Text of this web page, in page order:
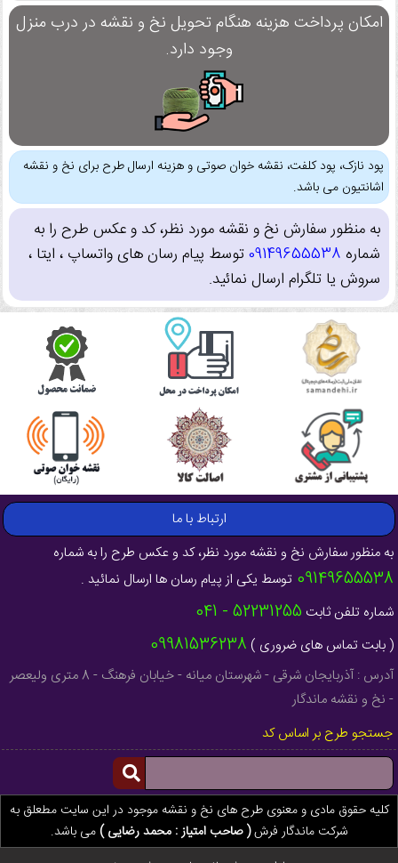
امکان پرداخت هزینه هنگام تحویل نخ و نقشه در درب منزل
وجود دارد.
پود نازک، پود کلفت، نقشه خوان صوتی و هزینه ارسال طرح برای نخ و نقشه
اشانتیون می باشد.
به منظور سفارش نخ و نقشه مورد نظر، کد و عکس طرح را به
شماره 09149655538توسط پیام رسان های واتساپ ، ایتا ،
سروش یا تلگرام ارسال نمائید.
ارتباط با ما
به منظور سفارش نخ و نقشه مورد نظر، کد و عکس طرح را به شماره
09149655538 توسط یکی از پیام رسان ها ارسال نمائید .
شماره تلفن ثابت 52231255 - 041
( بابت تماس های ضروری ) 09981536238
آدرس : آذربایجان شرقی - شهرستان میانه - خیابان فرهنگ - 8 متری ولیعصر
- نخ و نقشه ماندگار
جستجو طرح بر اساس کد
کلیه حقوق مادی و معنوی طرح های نخ و نقشه موجود در این سایت مطعلق به
شرکت ماندگار فرش( صاحب امتیاز : محمد رضایی )می باشد.